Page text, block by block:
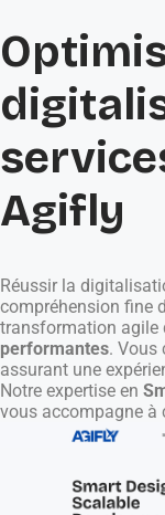
Agifly
Réussir la
compréhension fine
transformation agile
performantes. Vous
assurant une
Notre expertise en
vous accompagne à